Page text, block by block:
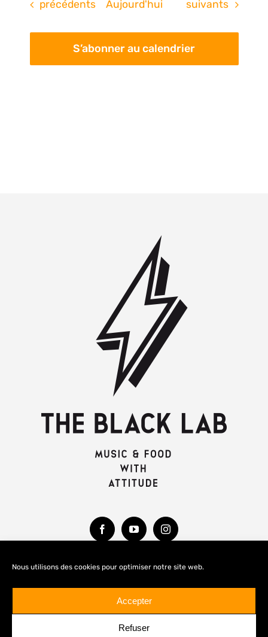
Nous utilisons des cookies pour optimiser notre site web.
Accepter
Refuser
Évènements
précédents Aujourd'hui Évènements
suivants
S’abonner au calendrier
MENTIONS LÉGALES